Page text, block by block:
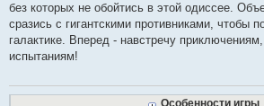
без которых не обойтись в этой одиссее.
сразись с гигантскими противниками, чтобы
галактике. Вперед - навстречу
испытаниям!
Особенности игры